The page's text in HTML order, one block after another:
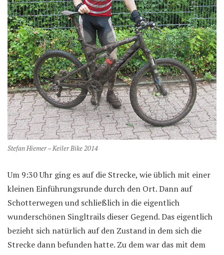
Stefan Hiemer – Keiler Bike 2014
Um 9:30 Uhr ging es auf die Strecke, wie üblich mit einer
kleinen Einführungsrunde durch den Ort. Dann auf
Schotterwegen und schließlich in die eigentlich
wunderschönen Singltrails dieser Gegend. Das eigentlich
bezieht sich natürlich auf den Zustand in dem sich die
Strecke dann befunden hatte. Zu dem war das mit dem